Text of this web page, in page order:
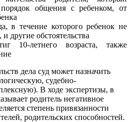
порядок общения с ребенком, от
в течение которого ребенок не
другие обстоятельства
10-летнего возраста, также
дела суд может назначить
судебно-
В ходе экспертизы, в
родитель негативное
степень привязанности
родительских способностей.